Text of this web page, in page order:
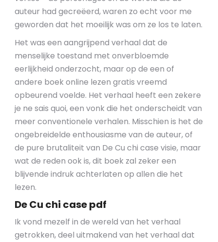
auteur had gecreëerd, waren zo echt voor me
geworden dat het moeilijk was om ze los te laten.
Het was een aangrijpend verhaal dat de
menselijke toestand met onverbloemde
eerlijkheid onderzocht, maar op de een of
andere boek online lezen gratis vreemd
opbeurend voelde. Het verhaal heeft een zekere
je ne sais quoi, een vonk die het onderscheidt van
meer conventionele verhalen. Misschien is het de
ongebreidelde enthousiasme van de auteur, of
de pure brutaliteit van De Cu chi case visie, maar
wat de reden ook is, dit boek zal zeker een
blijvende indruk achterlaten op allen die het
lezen.
De Cu chi case pdf
Ik vond mezelf in de wereld van het verhaal
getrokken, deel uitmakend van het verhaal dat